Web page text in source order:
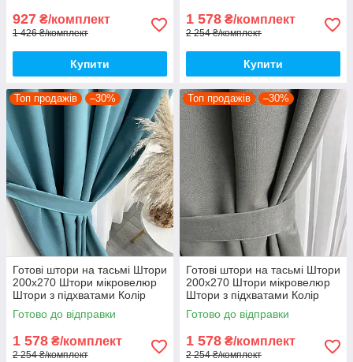
927 ₴/комплект
1 426 ₴/комплект
Купити
1 578 ₴/комплект
2 254 ₴/комплект
Купити
Топ продажів –30%
Готові штори на тасьмі Штори
200х270 Штори мікровелюр
Штори з підхватами Колір
бірюзовий
Готово до відправки
1 578 ₴/комплект
2 254 ₴/комплект
Топ продажів –30%
Готові штори на тасьмі Штори
200х270 Штори мікровелюр
Штори з підхватами Колір
Сірий
Готово до відправки
1 578 ₴/комплект
2 254 ₴/комплект